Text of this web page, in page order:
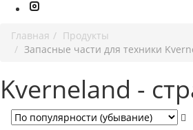
Главная
Продукты
Запасные части для техники
Kverneland -